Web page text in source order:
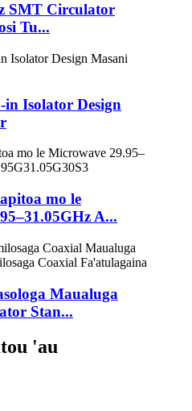
SMT Circulator
Tu...
Isolator Design
mo le
A...
Maualuga
Stan...
'au